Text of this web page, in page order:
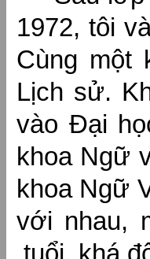
1972, tôi
Cùng một
Lịch sử.
vào Đại
khoa Ngữ
khoa Ngữ
với nhau,